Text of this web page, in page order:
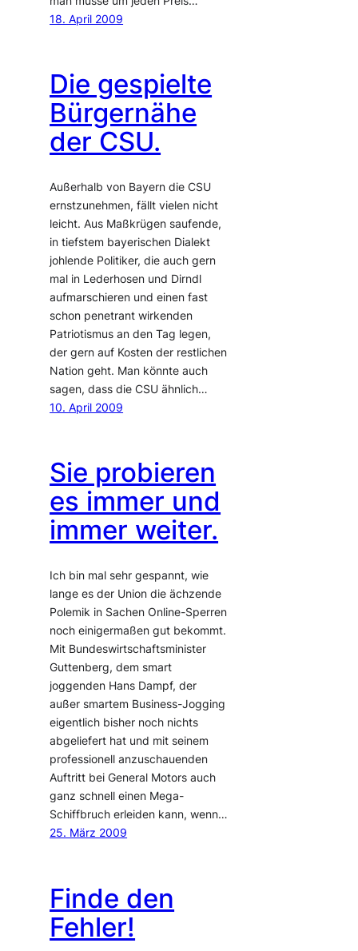
18. April 2009
Die gespielte
Bürgernähe
der CSU.
Außerhalb von Bayern die CSU
ernstzunehmen, fällt vielen nicht
leicht. Aus Maßkrügen saufende,
in tiefstem bayerischen Dialekt
johlende Politiker, die auch gern
mal in Lederhosen und Dirndl
aufmarschieren und einen fast
schon penetrant wirkenden
Patriotismus an den Tag legen,
der gern auf Kosten der restlichen
Nation geht. Man könnte auch
sagen, dass die CSU ähnlich…
10. April 2009
Sie probieren
es immer und
immer weiter.
Ich bin mal sehr gespannt, wie
lange es der Union die ächzende
Polemik in Sachen Online-Sperren
noch einigermaßen gut bekommt.
Mit Bundeswirtschaftsminister
Guttenberg, dem smart
joggenden Hans Dampf, der
außer smartem Business-Jogging
eigentlich bisher noch nichts
abgeliefert hat und mit seinem
professionell anzuschauenden
Auftritt bei General Motors auch
ganz schnell einen Mega-
Schiffbruch erleiden kann, wenn…
25. März 2009
Finde den
Fehler!